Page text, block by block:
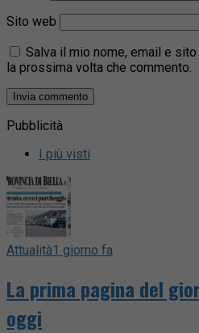
Sito web
Salva il mio nome, email e
la prossima volta che commento.
Pubblicità
I più visti
Attualità1 giorno fa
La prima pagina del
oggi